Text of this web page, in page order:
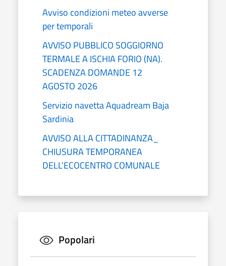
Avviso condizioni meteo avverse
per temporali
AVVISO PUBBLICO SOGGIORNO
TERMALE A ISCHIA FORIO (NA).
SCADENZA DOMANDE 12
AGOSTO 2026
Servizio navetta Aquadream Baja
Sardinia
AVVISO ALLA CITTADINANZA_
CHIUSURA TEMPORANEA
DELL’ECOCENTRO COMUNALE
Popolari